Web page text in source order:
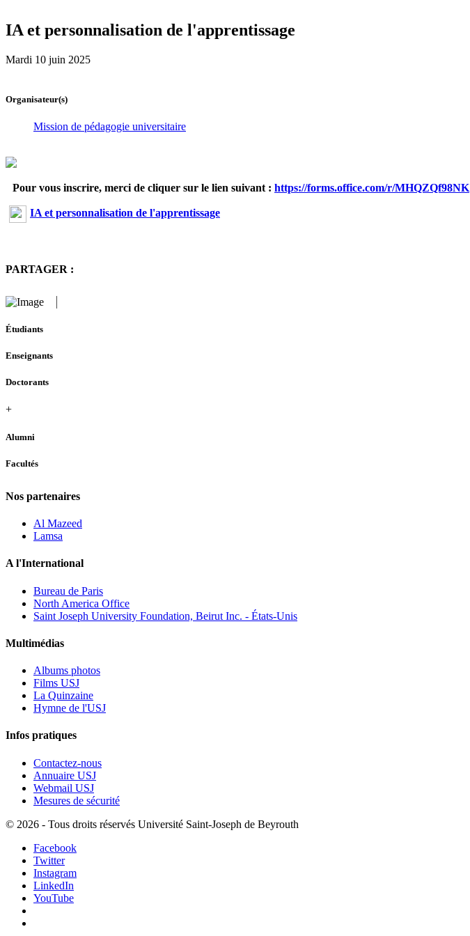
IA et personnalisation de l'apprentissage
Mardi 10 juin 2025
Organisateur(s)
Mission de pédagogie universitaire
Pour vous inscrire, merci de cliquer sur le lien suivant : https://forms.office.com/r/MHQZQf98NK
IA et personnalisation de l'apprentissage
PARTAGER :
Étudiants
Enseignants
Doctorants
+
Alumni
Facultés
Nos partenaires
Al Mazeed
Lamsa
A l'International
Bureau de Paris
North America Office
Saint Joseph University Foundation, Beirut Inc. - États-Unis
Multimédias
Albums photos
Films USJ
La Quinzaine
Hymne de l'USJ
Infos pratiques
Contactez-nous
Annuaire USJ
Webmail USJ
Mesures de sécurité
© 2026 - Tous droits réservés Université Saint-Joseph de Beyrouth
Facebook
Twitter
Instagram
LinkedIn
YouTube